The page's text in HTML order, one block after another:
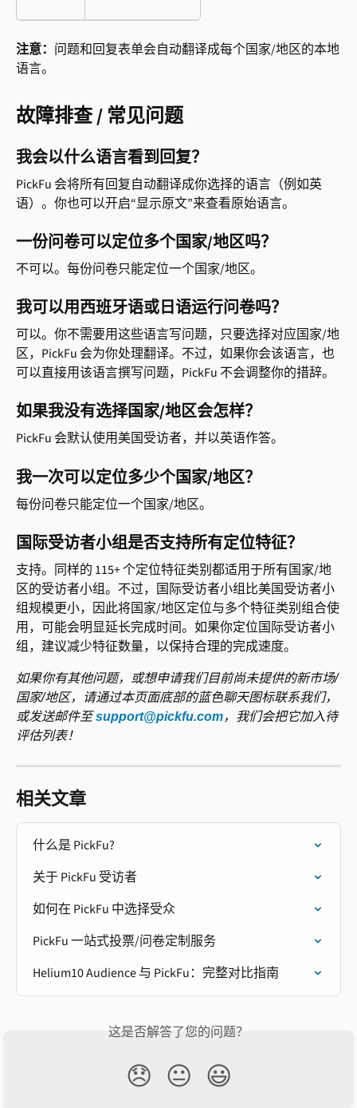
注意： 问题和回复表单会自动翻译成每个国家/地区的本地
语言。
故障排查 / 常见问题
我会以什么语言看到回复？
PickFu 会将所有回复自动翻译成你选择的语言（例如英
语）。你也可以开启“显示原文”来查看原始语言。
一份问卷可以定位多个国家/地区吗？
不可以。每份问卷只能定位一个国家/地区。
我可以用西班牙语或日语运行问卷吗？
可以。你不需要用这些语言写问题，只要选择对应国家/地
区，PickFu 会为你处理翻译。不过，如果你会该语言，也
可以直接用该语言撰写问题，PickFu 不会调整你的措辞。
如果我没有选择国家/地区会怎样？
PickFu 会默认使用美国受访者，并以英语作答。
我一次可以定位多少个国家/地区？
每份问卷只能定位一个国家/地区。
国际受访者小组是否支持所有定位特征？
支持。同样的 115+ 个定位特征类别都适用于所有国家/地
区的受访者小组。不过，国际受访者小组比美国受访者小
组规模更小，因此将国家/地区定位与多个特征类别组合使
用，可能会明显延长完成时间。如果你定位国际受访者小
组，建议减少特征数量，以保持合理的完成速度。
如果你有其他问题，或想申请我们目前尚未提供的新市场/
国家/地区，请通过本页面底部的蓝色聊天图标联系我们，
或发送邮件至 support@pickfu.com，我们会把它加入待
评估列表！
相关文章
什么是 PickFu?
关于 PickFu 受访者
如何在 PickFu 中选择受众
PickFu 一站式投票/问卷定制服务
Helium10 Audience 与 PickFu：完整对比指南
这是否解答了您的问题？
😞 😐 😃